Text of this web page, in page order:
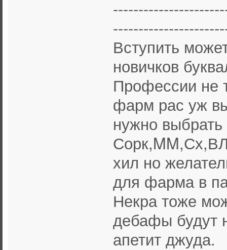
Вступить
новичков
Профессии не
фарм рас уж
нужно
хил но
для фарма в
Некра тоже
дебафы будут
апетит джуда.